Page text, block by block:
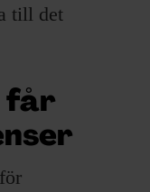
till det
får